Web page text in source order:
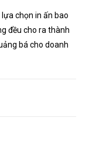
chọn in ấn bao
đều cho ra thành
bá cho doanh